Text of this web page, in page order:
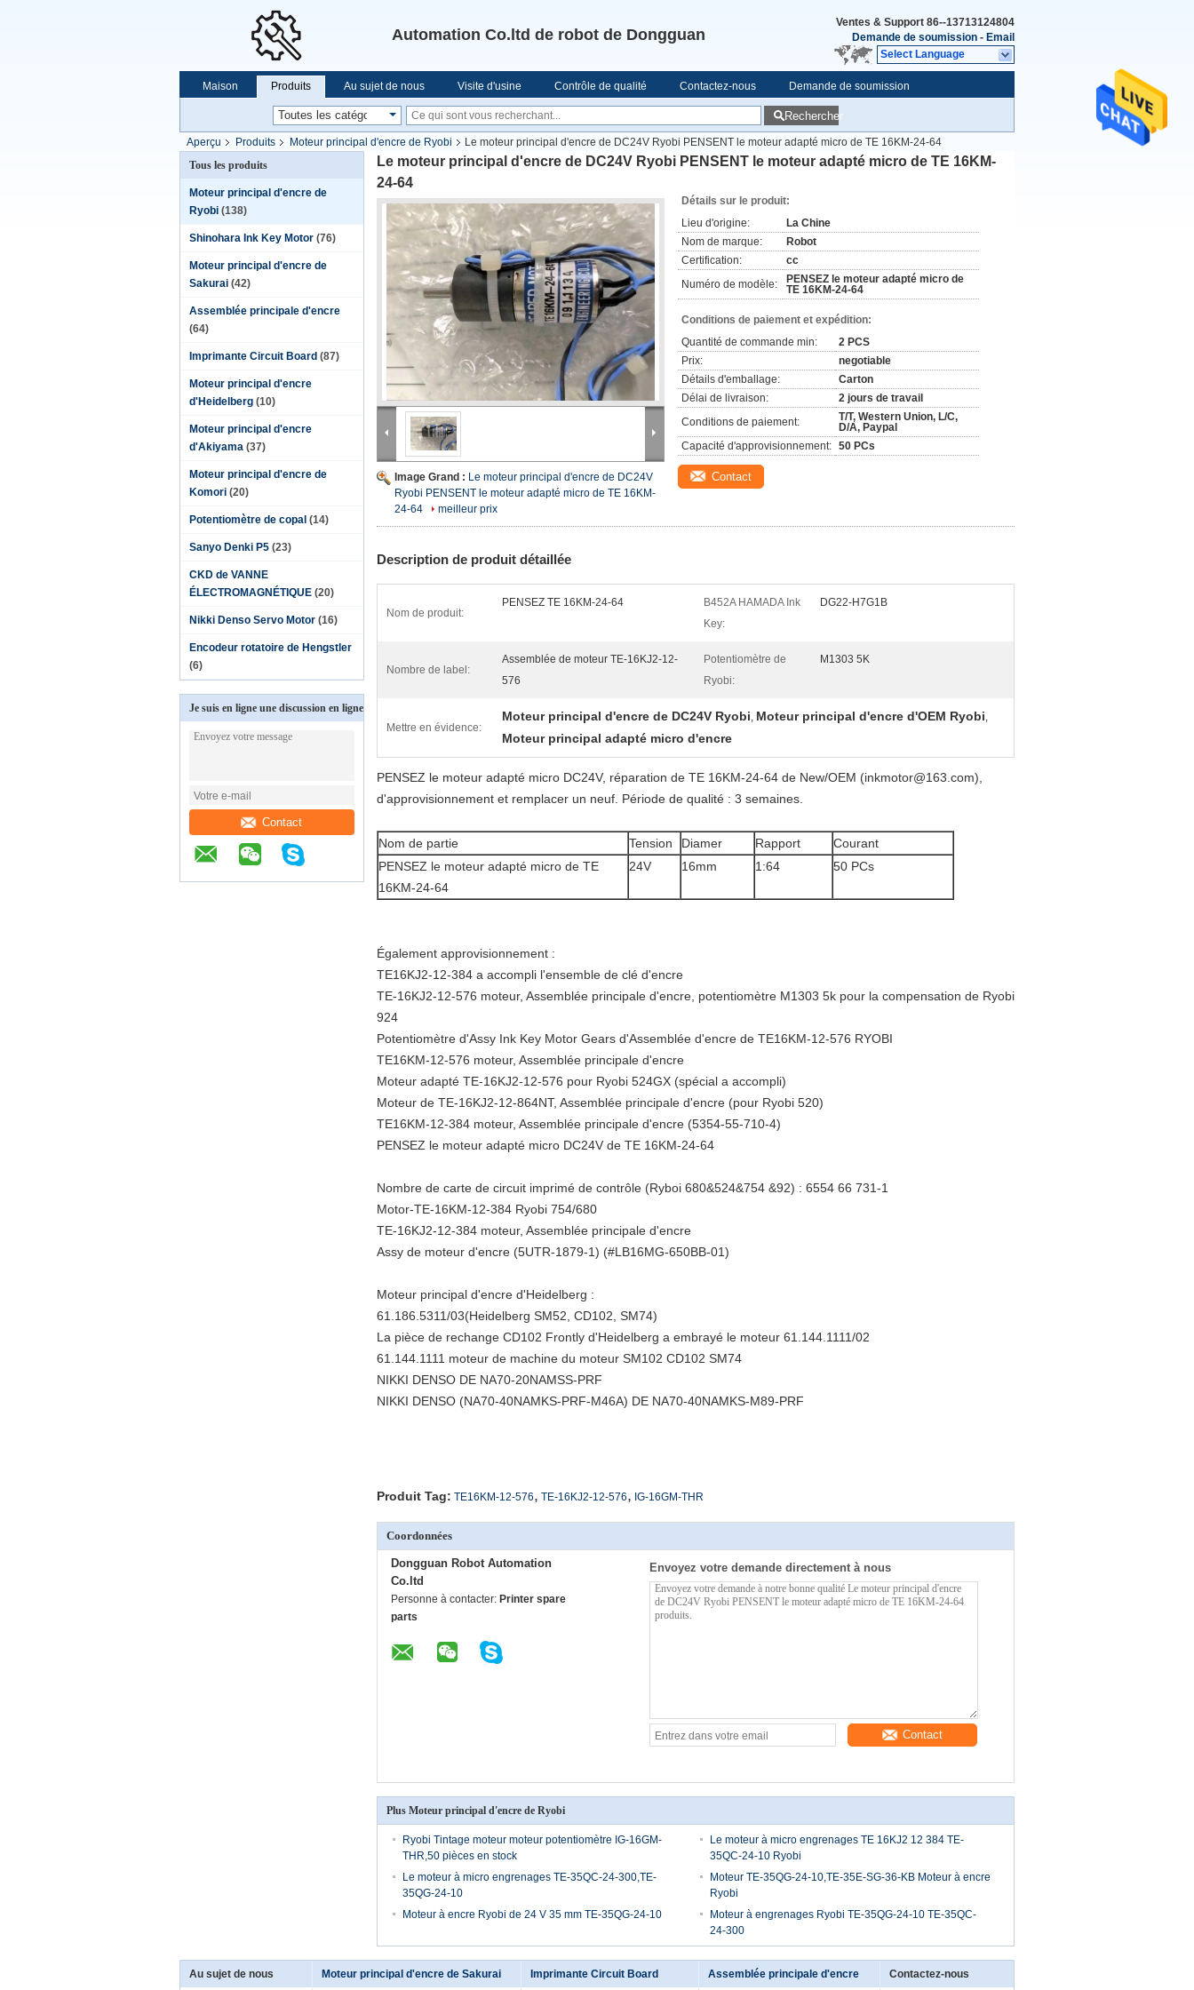
Automation Co.ltd de robot de Dongguan
Ventes & Support 86--13713124804
Demande de soumission - Email
Select Language
Maison Produits Au sujet de nous Visite d'usine Contrôle de qualité Contactez-nous Demande de soumission
Rechercher
Aperçu Produits Moteur principal d'encre de Ryobi
Le moteur principal d'encre de DC24V Ryobi PENSENT le moteur adapté micro de TE 16KM-24-64
Tous les produits
Moteur principal d'encre de
Ryobi (138)
Shinohara Ink Key Motor (76)
Moteur principal d'encre de
Sakurai (42)
Assemblée principale d'encre
(64)
Imprimante Circuit Board (87)
Moteur principal d'encre
d'Heidelberg (10)
Moteur principal d'encre
d'Akiyama (37)
Moteur principal d'encre de
Komori (20)
Potentiomètre de copal (14)
Sanyo Denki P5 (23)
CKD de VANNE
ÉLECTROMAGNÉTIQUE (20)
Nikki Denso Servo Motor (16)
Encodeur rotatoire de Hengstler
(6)
Je suis en ligne une discussion en ligne
Contact
Le moteur principal d'encre de DC24V Ryobi PENSENT le moteur adapté micro de TE 16KM-
24-64
Image Grand : Le moteur principal d'encre de DC24V
Ryobi PENSENT le moteur adapté micro de TE 16KM-
24-64
meilleur prix
Détails sur le produit:
Lieu d'origine:
La Chine
Nom de marque:
Robot
Certification:
cc
Numéro de modèle:
PENSEZ le moteur adapté micro de
TE 16KM-24-64
Conditions de paiement et expédition:
Quantité de commande min:
2 PCS
Prix:
negotiable
Détails d'emballage:
Carton
Délai de livraison:
2 jours de travail
Conditions de paiement:
T/T, Western Union, L/C,
D/A, Paypal
Capacité d'approvisionnement: 50 PCs
Contact
Description de produit détaillée
Nom de produit:
PENSEZ TE 16KM-24-64
B452A HAMADA Ink
Key:
DG22-H7G1B
Nombre de label:
Assemblée de moteur TE-16KJ2-12-
576
Potentiomètre de
Ryobi:
M1303 5K
Mettre en évidence:
Moteur principal d'encre de DC24V Ryobi, Moteur principal d'encre d'OEM Ryobi,
Moteur principal adapté micro d'encre
PENSEZ le moteur adapté micro DC24V, réparation de TE 16KM-24-64 de New/OEM (inkmotor@163.com),
d'approvisionnement et remplacer un neuf. Période de qualité : 3 semaines.
Nom de partie Tension Diamer Rapport
Courant
PENSEZ le moteur adapté micro de TE
16KM-24-64
24V 16mm 1:64 50 PCs
Également approvisionnement :
TE16KJ2-12-384 a accompli l'ensemble de clé d'encre
TE-16KJ2-12-576 moteur, Assemblée principale d'encre, potentiomètre M1303 5k pour la compensation de Ryobi
924
Potentiomètre d'Assy Ink Key Motor Gears d'Assemblée d'encre de TE16KM-12-576 RYOBI
TE16KM-12-576 moteur, Assemblée principale d'encre
Moteur adapté TE-16KJ2-12-576 pour Ryobi 524GX (spécial a accompli)
Moteur de TE-16KJ2-12-864NT, Assemblée principale d'encre (pour Ryobi 520)
TE16KM-12-384 moteur, Assemblée principale d'encre (5354-55-710-4)
PENSEZ le moteur adapté micro DC24V de TE 16KM-24-64
Nombre de carte de circuit imprimé de contrôle (Ryboi 680&524&754 &92) : 6554 66 731-1
Motor-TE-16KM-12-384 Ryobi 754/680
TE-16KJ2-12-384 moteur, Assemblée principale d'encre
Assy de moteur d'encre (5UTR-1879-1) (#LB16MG-650BB-01)
Moteur principal d'encre d'Heidelberg :
61.186.5311/03(Heidelberg SM52, CD102, SM74)
La pièce de rechange CD102 Frontly d'Heidelberg a embrayé le moteur 61.144.1111/02
61.144.1111 moteur de machine du moteur SM102 CD102 SM74
NIKKI DENSO DE NA70-20NAMSS-PRF
NIKKI DENSO (NA70-40NAMKS-PRF-M46A) DE NA70-40NAMKS-M89-PRF
Produit Tag: TE16KM-12-576, TE-16KJ2-12-576, IG-16GM-THR
Coordonnées
Dongguan Robot Automation
Co.ltd
Personne à contacter: Printer spare
parts
Envoyez votre demande directement à nous
Contact
Plus Moteur principal d'encre de Ryobi
Ryobi Tintage moteur moteur potentiomètre IG-16GM-
THR,50 pièces en stock
Le moteur à micro engrenages TE 16KJ2 12 384 TE-
35QC-24-10 Ryobi
Le moteur à micro engrenages TE-35QC-24-300,TE-
35QG-24-10
Moteur TE-35QG-24-10,TE-35E-SG-36-KB Moteur à encre
Ryobi
Moteur à encre Ryobi de 24 V 35 mm TE-35QG-24-10
Moteur à engrenages Ryobi TE-35QG-24-10 TE-35QC-
24-300
Au sujet de nous Moteur principal d'encre de Sakurai Imprimante Circuit Board Assemblée principale d'encre Contactez-nous